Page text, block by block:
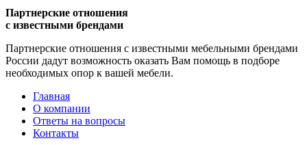
Партнерские отношения
с известными брендами
Партнерские отношения с известными мебельными брендами
России дадут возможность оказать Вам помощь в подборе
необходимых опор к вашей мебели.
Главная
О компании
Ответы на вопросы
Контакты